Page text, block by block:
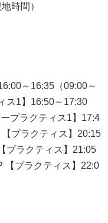
時間）
～16:35（09:00～
ス1】16:50～17:30
プラクティス1】17:4
プラクティス】20:15
プラクティス】21:05
【プラクティス】22:0